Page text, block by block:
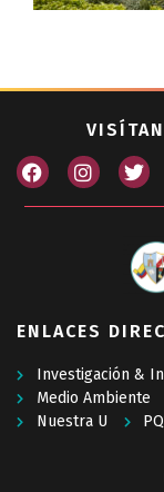
ENLACES
Investigación &
Medio Ambiente
Nuestra U